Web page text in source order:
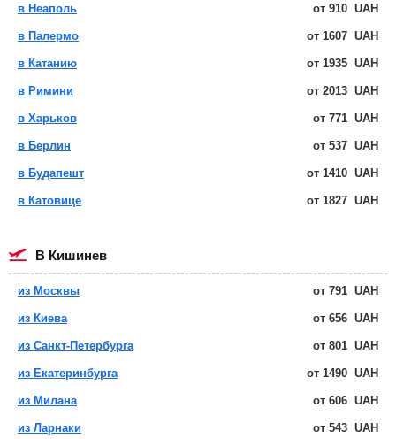
в Неаполь от 910 UAH
в Палермо от 1607 UAH
в Катанию от 1935 UAH
в Римини от 2013 UAH
в Харьков от 771 UAH
в Берлин от 537 UAH
в Будапешт от 1410 UAH
в Катовице от 1827 UAH
в Кишинев
из Москвы от 791 UAH
из Киева от 656 UAH
из Санкт-Петербурга от 801 UAH
из Екатеринбурга от 1490 UAH
из Милана от 606 UAH
из Ларнаки от 543 UAH